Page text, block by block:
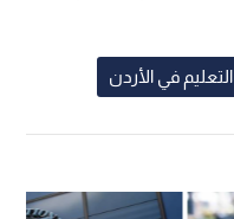
التعليم في الأردن